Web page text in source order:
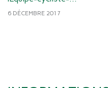
Groupama-
6 DÉCEMBRE 2017